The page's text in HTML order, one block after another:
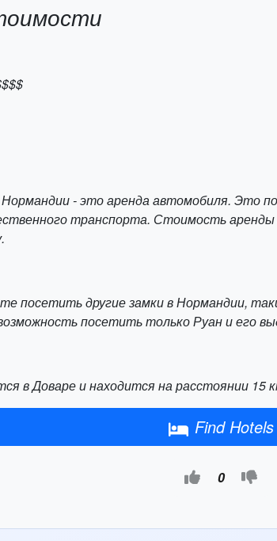
- это аренда автомобиля. Это
транспорта. Стоимость
посетить другие замки в Нормандии,
посетить только Руан и его
в Доваре и находится на расстоянии 15
Find Hotels
0